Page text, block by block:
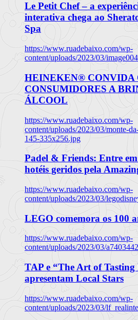
Le Petit Chef – a
interativa chega ao
Spa
https://www.ruadebaixo.com/wp-
content/uploads/2023/03/
HEINEKEN® CONVIDA
CONSUMIDORES A
ÁLCOOL
https://www.ruadebaixo.com/wp-
content/uploads/2023/03/monte-
145-335x256.jpg
Padel & Friends: Entre
hotéis geridos pela
https://www.ruadebaixo.com/wp-
content/uploads/2023/03/
LEGO comemora os 100
https://www.ruadebaixo.com/wp-
content/uploads/2023/03/
TAP e “The Art of
apresentam Local Stars
https://www.ruadebaixo.com/wp-
content/uploads/2023/03/